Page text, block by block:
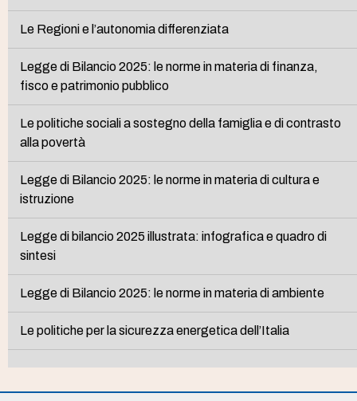
Le Regioni e l’autonomia differenziata
Legge di Bilancio 2025: le norme in materia di finanza,
fisco e patrimonio pubblico
Le politiche sociali a sostegno della famiglia e di contrasto
alla povertà
Legge di Bilancio 2025: le norme in materia di cultura e
istruzione
Legge di bilancio 2025 illustrata: infografica e quadro di
sintesi
Legge di Bilancio 2025: le norme in materia di ambiente
Le politiche per la sicurezza energetica dell’Italia